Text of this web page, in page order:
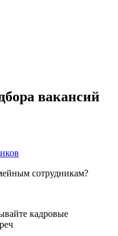
вакансий
сотрудникам?
кадровые